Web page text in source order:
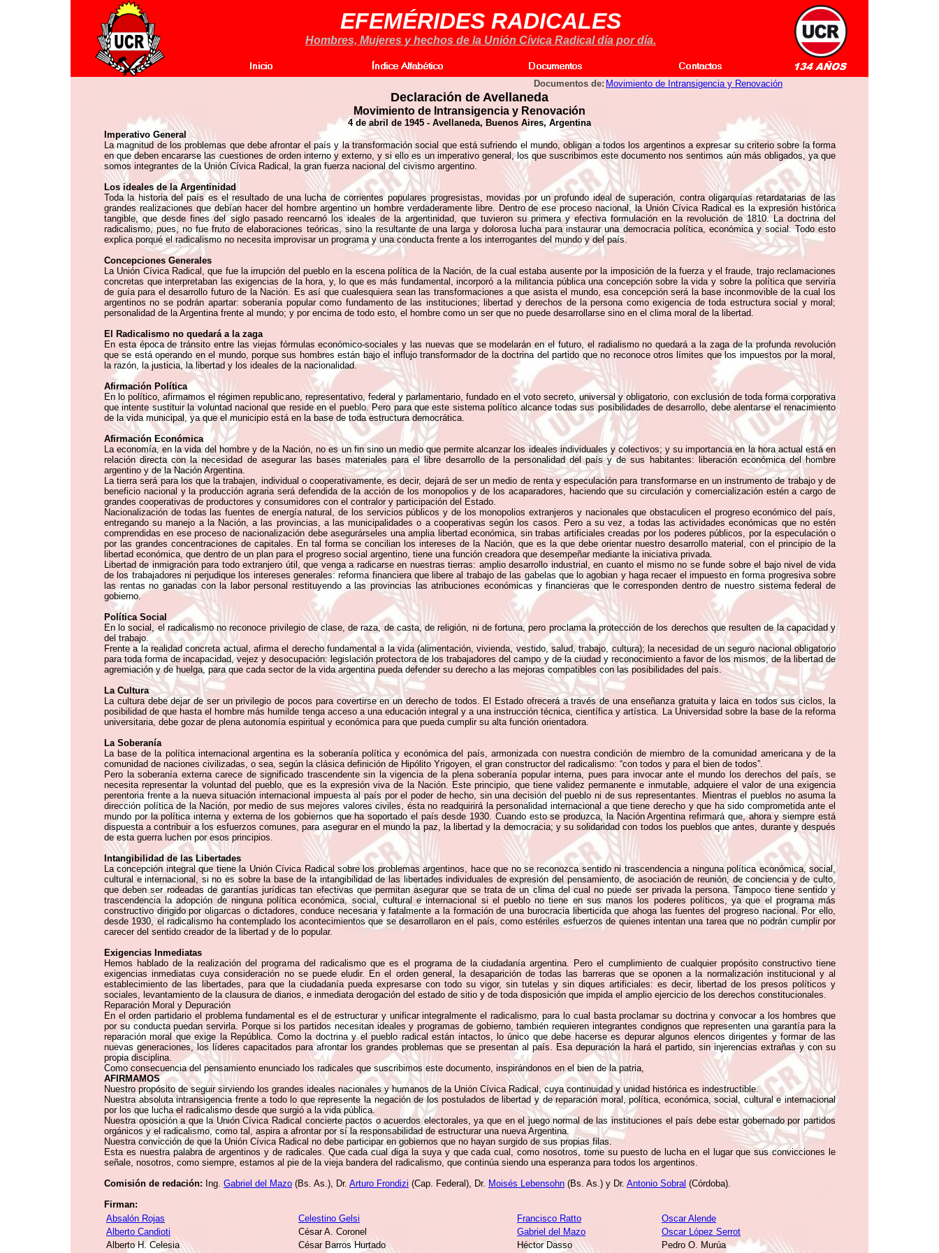
EFEMÉRIDES RADICALES
Hombres, Mujeres y hechos de la Unión Cívica Radical día por día.
Documentos de: Movimiento de Intransigencia y Renovación
Declaración de Avellaneda
Movimiento de Intransigencia y Renovación
4 de abril de 1945 - Avellaneda, Buenos Aires, Argentina
Imperativo General
La magnitud de los problemas que debe afrontar el país y la transformación social que está sufriendo el mundo, obligan a todos los argentinos a expresar su criterio sobre la forma
en que deben encararse las cuestiones de orden interno y externo, y si ello es un imperativo general, los que suscribimos este documento nos sentimos aún más obligados, ya que
somos integrantes de la Unión Cívica Radical, la gran fuerza nacional del civismo argentino.
Los ideales de la Argentinidad
Toda la historia del país es el resultado de una lucha de corrientes populares progresistas, movidas por un profundo ideal de superación, contra oligarquías retardatarias de las
grandes realizaciones que debían hacer del hombre argentino un hombre verdaderamente libre. Dentro de ese proceso nacional, la Unión Cívica Radical es la expresión histórica
tangible, que desde fines del siglo pasado reencarnó los ideales de la argentinidad, que tuvieron su primera y efectiva formulación en la revolución de 1810. La doctrina del
radicalismo, pues, no fue fruto de elaboraciones teóricas, sino la resultante de una larga y dolorosa lucha para instaurar una democracia política, económica y social. Todo esto
explica porqué el radicalismo no necesita improvisar un programa y una conducta frente a los interrogantes del mundo y del país.
Concepciones Generales
La Unión Cívica Radical, que fue la irrupción del pueblo en la escena política de la Nación, de la cual estaba ausente por la imposición de la fuerza y el fraude, trajo reclamaciones
concretas que interpretaban las exigencias de la hora, y, lo que es más fundamental, incorporó a la militancia pública una concepción sobre la vida y sobre la política que serviría
de guía para el desarrollo futuro de la Nación. Es así que cualesquiera sean las transformaciones a que asista el mundo, esa concepción será la base inconmovible de la cual los
argentinos no se podrán apartar: soberanía popular como fundamento de las instituciones; libertad y derechos de la persona como exigencia de toda estructura social y moral;
personalidad de la Argentina frente al mundo; y por encima de todo esto, el hombre como un ser que no puede desarrollarse sino en el clima moral de la libertad.
El Radicalismo no quedará a la zaga
En esta época de tránsito entre las viejas fórmulas económico-sociales y las nuevas que se modelarán en el futuro, el radialismo no quedará a la zaga de la profunda revolución
que se está operando en el mundo, porque sus hombres están bajo el influjo transformador de la doctrina del partido que no reconoce otros límites que los impuestos por la moral,
la razón, la justicia, la libertad y los ideales de la nacionalidad.
Afirmación Política
En lo político, afirmamos el régimen republicano, representativo, federal y parlamentario, fundado en el voto secreto, universal y obligatorio, con exclusión de toda forma corporativa
que intente sustituir la voluntad nacional que reside en el pueblo. Pero para que este sistema político alcance todas sus posibilidades de desarrollo, debe alentarse el renacimiento
de la vida municipal, ya que el municipio está en la base de toda estructura democrática.
Afirmación Económica
La economía, en la vida del hombre y de la Nación, no es un fin sino un medio que permite alcanzar los ideales individuales y colectivos; y su importancia en la hora actual está en
relación directa con la necesidad de asegurar las bases materiales para el libre desarrollo de la personalidad del país y de sus habitantes: liberación económica del hombre
argentino y de la Nación Argentina.
La tierra será para los que la trabajen, individual o cooperativamente, es decir, dejará de ser un medio de renta y especulación para transformarse en un instrumento de trabajo y de
beneficio nacional y la producción agraria será defendida de la acción de los monopolios y de los acaparadores, haciendo que su circulación y comercialización estén a cargo de
grandes cooperativas de productores y consumidores con el contralor y participación del Estado.
Nacionalización de todas las fuentes de energía natural, de los servicios públicos y de los monopolios extranjeros y nacionales que obstaculicen el progreso económico del país,
entregando su manejo a la Nación, a las provincias, a las municipalidades o a cooperativas según los casos. Pero a su vez, a todas las actividades económicas que no estén
comprendidas en ese proceso de nacionalización debe asegurárseles una amplia libertad económica, sin trabas artificiales creadas por los poderes públicos, por la especulación o
por las grandes concentraciones de capitales. En tal forma se concilian los intereses de la Nación, que es la que debe orientar nuestro desarrollo material, con el principio de la
libertad económica, que dentro de un plan para el progreso social argentino, tiene una función creadora que desempeñar mediante la iniciativa privada.
Libertad de inmigración para todo extranjero útil, que venga a radicarse en nuestras tierras: amplio desarrollo industrial, en cuanto el mismo no se funde sobre el bajo nivel de vida
de los trabajadores ni perjudique los intereses generales: reforma financiera que libere al trabajo de las gabelas que lo agobian y haga recaer el impuesto en forma progresiva sobre
las rentas no ganadas con la labor personal restituyendo a las provincias las atribuciones económicas y financieras que le corresponden dentro de nuestro sistema federal de
gobierno.
Política Social
En lo social, el radicalismo no reconoce privilegio de clase, de raza, de casta, de religión, ni de fortuna, pero proclama la protección de los derechos que resulten de la capacidad y
del trabajo.
Frente a la realidad concreta actual, afirma el derecho fundamental a la vida (alimentación, vivienda, vestido, salud, trabajo, cultura); la necesidad de un seguro nacional obligatorio
para toda forma de incapacidad, vejez y desocupación: legislación protectora de los trabajadores del campo y de la ciudad y reconocimiento a favor de los mismos, de la libertad de
agremiación y de huelga, para que cada sector de la vida argentina pueda defender su derecho a las mejoras compatibles con las posibilidades del país.
La Cultura
La cultura debe dejar de ser un privilegio de pocos para covertirse en un derecho de todos. El Estado ofrecerá a través de una enseñanza gratuita y laica en todos sus ciclos, la
posibilidad de que hasta el hombre más humilde tenga acceso a una educación integral y a una instrucción técnica, científica y artística. La Universidad sobre la base de la reforma
universitaria, debe gozar de plena autonomía espiritual y económica para que pueda cumplir su alta función orientadora.
La Soberanía
La base de la política internacional argentina es la soberanía política y económica del país, armonizada con nuestra condición de miembro de la comunidad americana y de la
comunidad de naciones civilizadas, o sea, según la clásica definición de Hipólito Yrigoyen, el gran constructor del radicalismo: “con todos y para el bien de todos”.
Pero la soberanía externa carece de significado trascendente sin la vigencia de la plena soberanía popular interna, pues para invocar ante el mundo los derechos del país, se
necesita representar la voluntad del pueblo, que es la expresión viva de la Nación. Este principio, que tiene validez permanente e inmutable, adquiere el valor de una exigencia
perentoria frente a la nueva situación internacional impuesta al país por el poder de hecho, sin una decisión del pueblo ni de sus representantes. Mientras el pueblos no asuma la
dirección política de la Nación, por medio de sus mejores valores civiles, ésta no readquirirá la personalidad internacional a que tiene derecho y que ha sido comprometida ante el
mundo por la política interna y externa de los gobiernos que ha soportado el país desde 1930. Cuando esto se produzca, la Nación Argentina refirmará que, ahora y siempre está
dispuesta a contribuir a los esfuerzos comunes, para asegurar en el mundo la paz, la libertad y la democracia; y su solidaridad con todos los pueblos que antes, durante y después
de esta guerra luchen por esos principios.
Intangibilidad de las Libertades
La concepción integral que tiene la Unión Cívica Radical sobre los problemas argentinos, hace que no se reconozca sentido ni trascendencia a ninguna política económica, social,
cultural e internacional, si no es sobre la base de la intangibilidad de las libertades individuales de expresión del pensamiento, de asociación de reunión, de conciencia y de culto,
que deben ser rodeadas de garantías jurídicas tan efectivas que permitan asegurar que se trata de un clima del cual no puede ser privada la persona. Tampoco tiene sentido y
trascendencia la adopción de ninguna política económica, social, cultural e internacional si el pueblo no tiene en sus manos los poderes políticos, ya que el programa más
constructivo dirigido por oligarcas o dictadores, conduce necesaria y fatalmente a la formación de una burocracia liberticida que ahoga las fuentes del progreso nacional. Por ello,
desde 1930, el radicalismo ha contemplado los acontecimientos que se desarrollaron en el país, como estériles esfuerzos de quienes intentan una tarea que no podrán cumplir por
carecer del sentido creador de la libertad y de lo popular.
Exigencias Inmediatas
Hemos hablado de la realización del programa del radicalismo que es el programa de la ciudadanía argentina. Pero el cumplimiento de cualquier propósito constructivo tiene
exigencias inmediatas cuya consideración no se puede eludir. En el orden general, la desaparición de todas las barreras que se oponen a la normalización institucional y al
establecimiento de las libertades, para que la ciudadanía pueda expresarse con todo su vigor, sin tutelas y sin diques artificiales: es decir, libertad de los presos políticos y
sociales, levantamiento de la clausura de diarios, e inmediata derogación del estado de sitio y de toda disposición que impida el amplio ejercicio de los derechos constitucionales.
Reparación Moral y Depuración
En el orden partidario el problema fundamental es el de estructurar y unificar integralmente el radicalismo, para lo cual basta proclamar su doctrina y convocar a los hombres que
por su conducta puedan servirla. Porque si los partidos necesitan ideales y programas de gobierno, también requieren integrantes condignos que representen una garantía para la
reparación moral que exige la República. Como la doctrina y el pueblo radical están intactos, lo único que debe hacerse es depurar algunos elencos dirigentes y formar de las
nuevas generaciones, los líderes capacitados para afrontar los grandes problemas que se presentan al país. Esa depuración la hará el partido, sin injerencias extrañas y con su
propia disciplina.
Como consecuencia del pensamiento enunciado los radicales que suscribimos este documento, inspirándonos en el bien de la patria,
AFIRMAMOS
Nuestro propósito de seguir sirviendo los grandes ideales nacionales y humanos de la Unión Cívica Radical, cuya continuidad y unidad histórica es indestructible.
Nuestra absoluta intransigencia frente a todo lo que represente la negación de los postulados de libertad y de reparación moral, política, económica, social, cultural e internacional
por los que lucha el radicalismo desde que surgió a la vida pública.
Nuestra oposición a que la Unión Cívica Radical concierte pactos o acuerdos electorales, ya que en el juego normal de las instituciones el país debe estar gobernado por partidos
orgánicos y el radicalismo, como tal, aspira a afrontar por sí la responsabilidad de estructurar una nueva Argentina.
Nuestra convicción de que la Unión Cívica Radical no debe participar en gobiernos que no hayan surgido de sus propias filas.
Esta es nuestra palabra de argentinos y de radicales. Que cada cual diga la suya y que cada cual, como nosotros, tome su puesto de lucha en el lugar que sus convicciones le
señale, nosotros, como siempre, estamos al pie de la vieja bandera del radicalismo, que continúa siendo una esperanza para todos los argentinos.
Comisión de redación: Ing. Gabriel del Mazo (Bs. As.), Dr. Arturo Frondizi (Cap. Federal), Dr. Moisés Lebensohn (Bs. As.) y Dr. Antonio Sobral (Córdoba).
Firman:
Absalón Rojas
Celestino Gelsi Francisco Ratto
Oscar Alende
Alberto Candioti
César A. Coronel Gabriel del Mazo
Oscar López Serrot
Alberto H. Celesia
César Barros Hurtado Héctor Dasso Pedro O. Murúa